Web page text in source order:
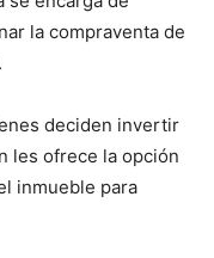
la compraventa de
deciden invertir
les ofrece la opción
inmueble para